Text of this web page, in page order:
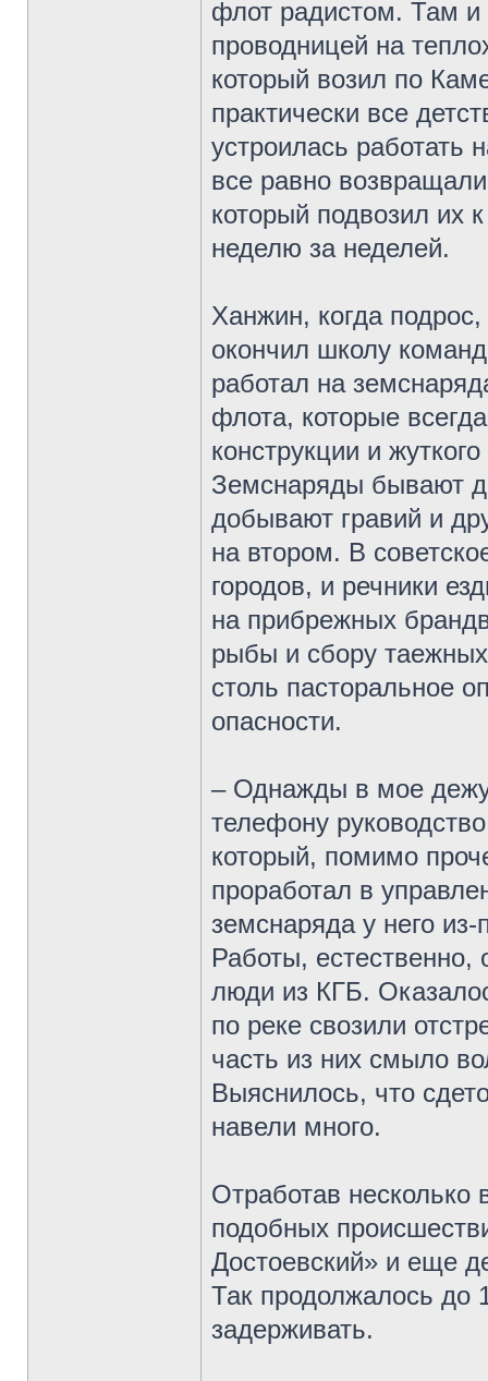
флот радистом. Там
проводницей на
который возил по
практически все
устроилась
все равно
который подвозил их
неделю за неделей.
Ханжин, когда
окончил школу
работал на
флота, которые
конструкции и
Земснаряды бывают
добывают гравий и
на втором. В
городов, и речники
на прибрежных
рыбы и сбору
столь пасторальное
опасности.
– Однажды в мое
телефону
который, помимо
проработал в
земснаряда у него
Работы, естественно,
люди из КГБ.
по реке свозили
часть из них смыло
Выяснилось, что
навели много.
Отработав несколько
подобных
Достоевский» и еще
Так продолжалось до
задерживать.